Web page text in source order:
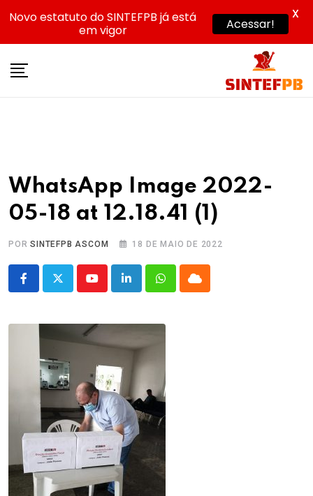
WhatsApp Image 2022-
05-18 at 12.18.41 (1)
PORSINTEFPB ASCOM 18 DE MAIO DE 2022
YoutubeLinkedInWhatsappCloud
Novo estatuto do SINTEFPB já está
em vigor
Acessar!
X